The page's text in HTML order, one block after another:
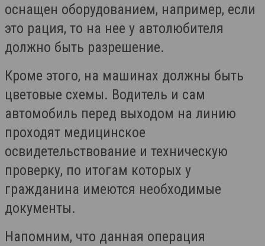
оснащен оборудованием, например, если
это рация, то на нее у автолюбителя
должно быть разрешение.
Кроме этого, на машинах должны быть
цветовые схемы. Водитель и сам
автомобиль перед выходом на линию
проходят медицинское
освидетельствование и техническую
проверку, по итогам которых у
гражданина имеются необходимые
документы.
Напомним, что данная операция